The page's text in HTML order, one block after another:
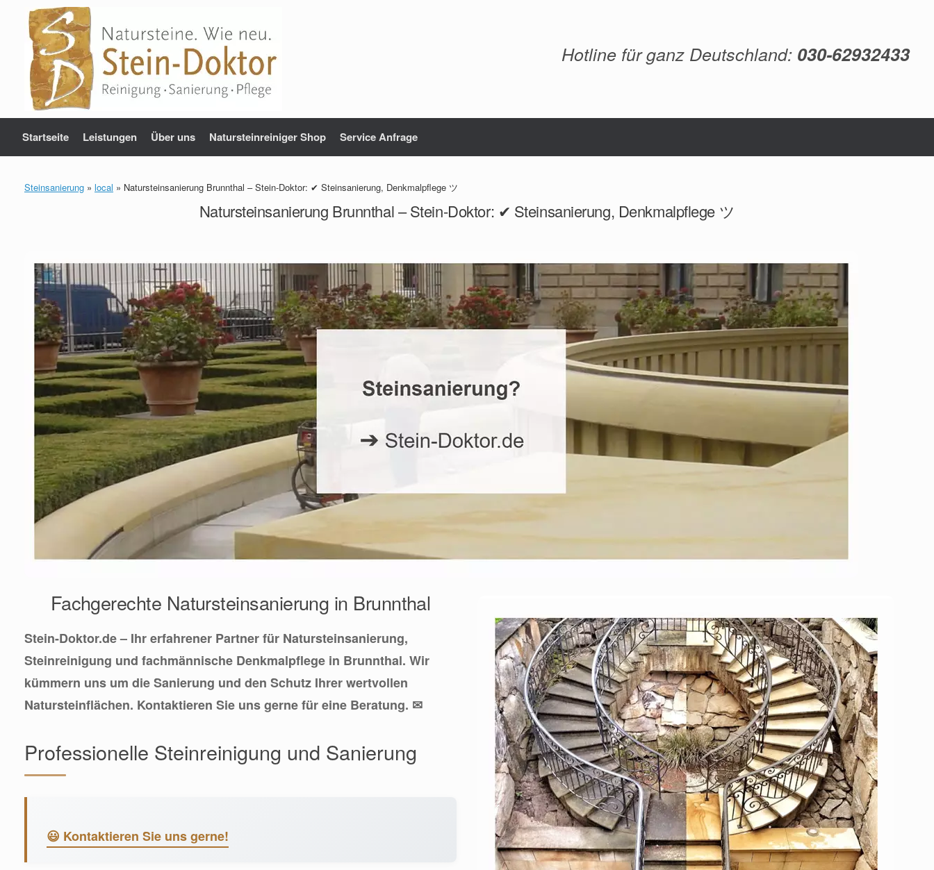
springen
Hotline für ganz Deutschland: 030-62932433
Startseite Leistungen Über uns Natursteinreiniger Shop Service Anfrage
Steinsanierung » local » Natursteinsanierung Brunnthal – Stein-Doktor: ✔ Steinsanierung, Denkmalpflege ツ
Natursteinsanierung Brunnthal – Stein-Doktor: ✔ Steinsanierung, Denkmalpflege ツ
Fachgerechte Natursteinsanierung in Brunnthal
Stein-Doktor.de – Ihr erfahrener Partner für Natursteinsanierung,
Steinreinigung und fachmännische Denkmalpflege in Brunnthal. Wir
kümmern uns um die Sanierung und den Schutz Ihrer wertvollen
Natursteinflächen. Kontaktieren Sie uns gerne für eine Beratung. ✉
Professionelle Steinreinigung und Sanierung
😃 Kontaktieren Sie uns gerne!